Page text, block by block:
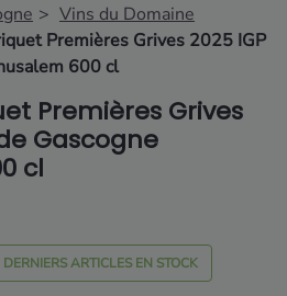
Vins du Domaine
Premières Grives 2025 IGP
600 cl
Premières Grives
Gascogne
cl
DERNIERS ARTICLES EN STOCK